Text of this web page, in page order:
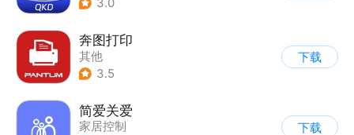
3.0
奔图打印
其他
3.5
下载
简爱关爱
家居控制
下载